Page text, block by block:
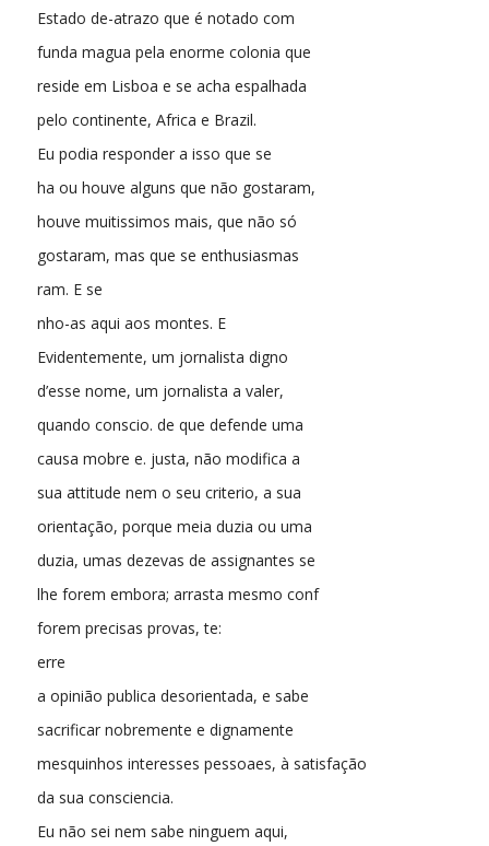
Estado de-atrazo que é notado com
funda magua pela enorme colonia que
reside em Lisboa e se acha espalhada
pelo continente, Africa e Brazil.
Eu podia responder a isso que se
ha ou houve alguns que não gostaram,
houve muitissimos mais, que não só
gostaram, mas que se enthusiasmas
ram. E se
nho-as aqui aos montes. E
Evidentemente, um jornalista digno
d’esse nome, um jornalista a valer,
quando conscio. de que defende uma
causa mobre e. justa, não modifica a
sua attitude nem o seu criterio, a sua
orientação, porque meia duzia ou uma
duzia, umas dezevas de assignantes se
lhe forem embora; arrasta mesmo conf
forem precisas provas, te:
erre
a opinião publica desorientada, e sabe
sacrificar nobremente e dignamente
mesquinhos interesses pessoaes, à satisfação
da sua consciencia.
Eu não sei nem sabe ninguem aqui,